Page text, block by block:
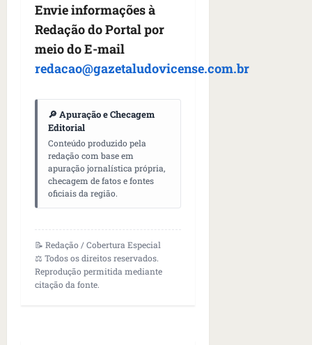
Envie informações à
Redação do Portal por
meio do E-mail
redacao@gazetaludovicense.com.br
🔎 Apuração e Checagem
Editorial
Conteúdo produzido pela
redação com base em
apuração jornalística própria,
checagem de fatos e fontes
oficiais da região.
📝 Redação / Cobertura Especial
⚖️ Todos os direitos reservados.
Reprodução permitida mediante
citação da fonte.